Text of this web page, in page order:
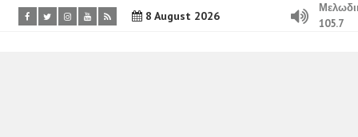
8 August 2026
105.7